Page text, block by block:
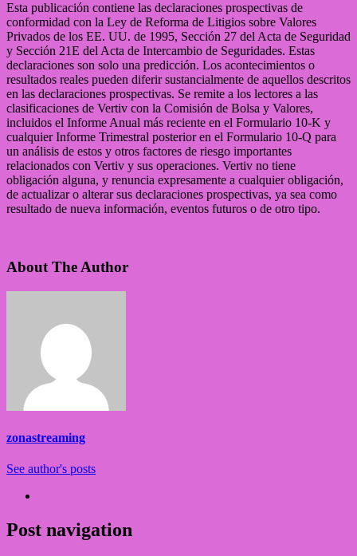
Esta publicación contiene las declaraciones prospectivas de
conformidad con la Ley de Reforma de Litigios sobre Valores
Privados de los EE. UU. de 1995, Sección 27 del Acta de Seguridad
y Sección 21E del Acta de Intercambio de Seguridades. Estas
declaraciones son solo una predicción. Los acontecimientos o
resultados reales pueden diferir sustancialmente de aquellos descritos
en las declaraciones prospectivas. Se remite a los lectores a las
clasificaciones de Vertiv con la Comisión de Bolsa y Valores,
incluidos el Informe Anual más reciente en el Formulario 10-K y
cualquier Informe Trimestral posterior en el Formulario 10-Q para
un análisis de estos y otros factores de riesgo importantes
relacionados con Vertiv y sus operaciones. Vertiv no tiene
obligación alguna, y renuncia expresamente a cualquier obligación,
de actualizar o alterar sus declaraciones prospectivas, ya sea como
resultado de nueva información, eventos futuros o de otro tipo.
About The Author
zonastreaming
See author's posts
Post navigation